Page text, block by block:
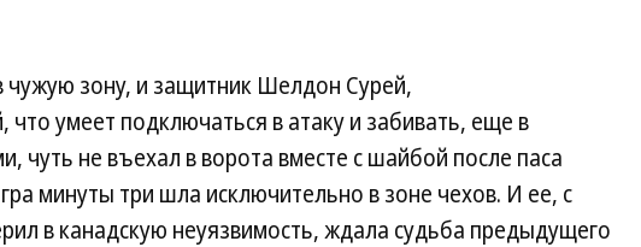
чужую зону, и защитник Шелдон Сурей,
умеет подключаться в атаку и забивать, еще в
чуть не въехал в ворота вместе с шайбой после паса
минуты три шла исключительно в зоне чехов. И ее, с
в канадскую неуязвимость, ждала судьба предыдущего